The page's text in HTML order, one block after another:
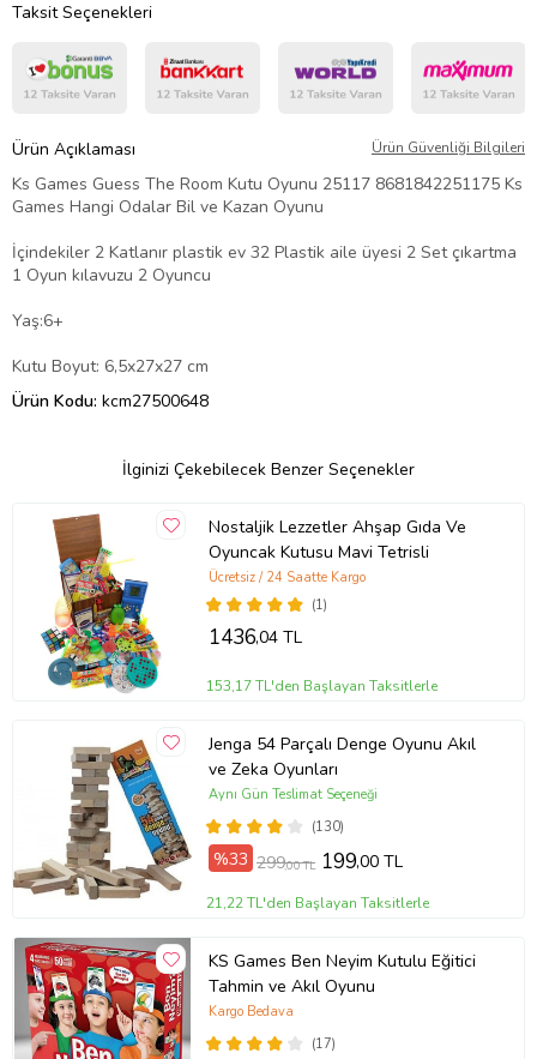
Taksit Seçenekleri
Ürün Açıklaması Ürün Güvenliği Bilgileri
Ks Games Guess The Room Kutu Oyunu 25117 8681842251175 Ks
Games Hangi Odalar Bil ve Kazan Oyunu
İçindekiler 2 Katlanır plastik ev 32 Plastik aile üyesi 2 Set çıkartma
1 Oyun kılavuzu 2 Oyuncu
Yaş:6+
Kutu Boyut: 6,5x27x27 cm
Ürün Kodu: kcm27500648
İlginizi Çekebilecek Benzer Seçenekler
Nostaljik Lezzetler Ahşap Gıda Ve
Oyuncak Kutusu Mavi Tetrisli
(1)
Ücretsiz / 24 Saatte Kargo
1436,04 TL
153,17 TL'den Başlayan Taksitlerle
Jenga 54 Parçalı Denge Oyunu Akıl
ve Zeka Oyunları
(130)
Aynı Gün Teslimat Seçeneği
%33 299,00 TL 199,00 TL
21,22 TL'den Başlayan Taksitlerle
KS Games Ben Neyim Kutulu Eğitici
Tahmin ve Akıl Oyunu
(17)
Kargo Bedava